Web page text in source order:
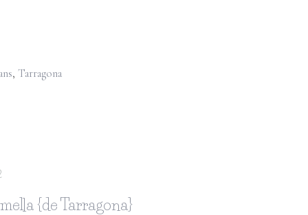
, Tarragona
{de Tarragona}